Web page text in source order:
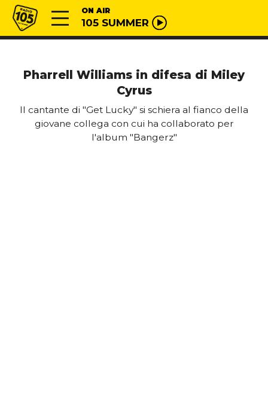
Vai al contenuto
Radio 105 ON AIR
105 SUMMER
Pharrell Williams in difesa di Miley
Cyrus
Il cantante di "Get Lucky" si schiera al fianco della
giovane collega con cui ha collaborato per
l'album "Bangerz"